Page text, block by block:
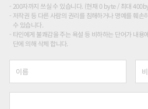
200자까지 쓰실 수 있습니다. (현재 0 byte / 최대
저작권 등 다른 사람의 권리를 침해하거나 명예를 훼손
수 있습니다.
타인에게 불쾌감을 주는 욕설 등 비하하는 단어가 내
단에 의해 삭제 합니다.